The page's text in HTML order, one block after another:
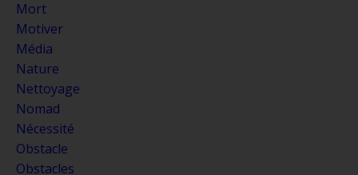
Mort
Motiver
Média
Nature
Nettoyage
Nomad
Nécessité
Obstacle
Obstacles